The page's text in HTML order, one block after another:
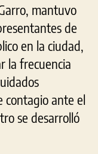
mantuvo
de
en la ciudad,
la frecuencia
contagio ante el
se desarrolló